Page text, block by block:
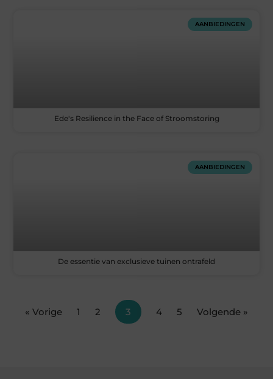
AANBIEDINGEN
Ede's Resilience in the Face of Stroomstoring
AANBIEDINGEN
De essentie van exclusieve tuinen ontrafeld
« Vorige 1 2 3 4 5 Volgende »